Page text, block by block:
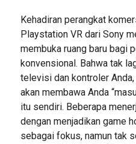
Kehadiran perangkat
Playstation VR dari Sony
membuka ruang baru bagi
konvensional. Bahwa tak
televisi dan kontroler
akan membawa Anda
itu sendiri. Beberapa
dengan menjadikan game
sebagai fokus, namun tak